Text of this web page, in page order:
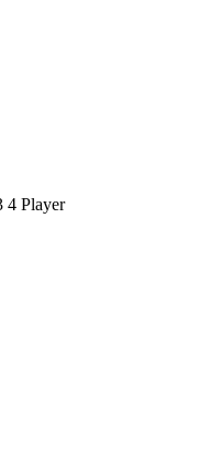
4 Player